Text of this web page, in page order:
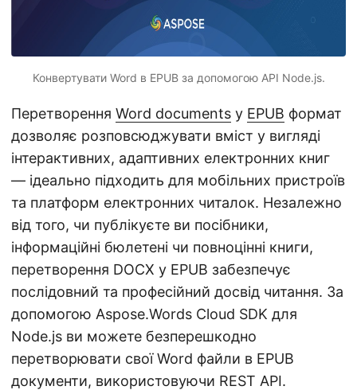
Конвертувати Word в EPUB за допомогою API Node.js.
Перетворення Word documents у EPUB формат
дозволяє розповсюджувати вміст у вигляді
інтерактивних, адаптивних електронних книг
— ідеально підходить для мобільних пристроїв
та платформ електронних читалок. Незалежно
від того, чи публікуєте ви посібники,
інформаційні бюлетені чи повноцінні книги,
перетворення DOCX у EPUB забезпечує
послідовний та професійний досвід читання. За
допомогою Aspose.Words Cloud SDK для
Node.js ви можете безперешкодно
перетворювати свої Word файли в EPUB
документи, використовуючи REST API.